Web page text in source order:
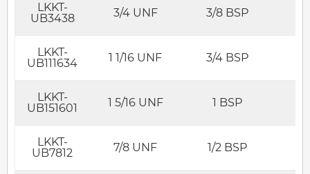
LKKT-
UB3438
3/4 UNF 3/8 BSP
LKKT-
UB111634
1 1/16 UNF 3/4 BSP
LKKT-
UB151601
1 5/16 UNF 1 BSP
LKKT-
UB7812
7/8 UNF 1/2 BSP